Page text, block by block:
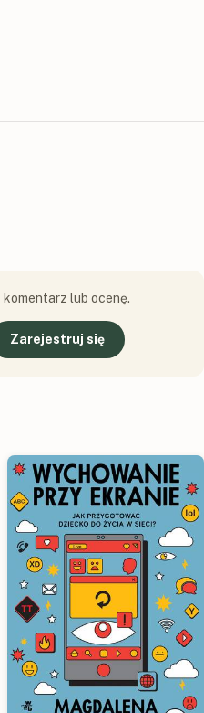
komentarz lub ocenę.
Zarejestruj się